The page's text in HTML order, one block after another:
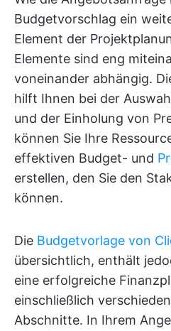
Budgetvorschlag ein
Element der
Elemente sind eng
voneinander abhängig.
hilft Ihnen bei der
und der Einholung von
können Sie Ihre
effektiven Budget- und
erstellen, den Sie den
können.
Die Budgetvorlage von
übersichtlich, enthält
eine erfolgreiche
einschließlich
Abschnitte. In Ihrem